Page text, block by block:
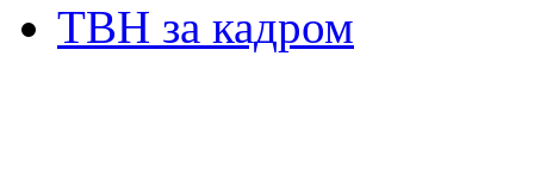
ТВН за кадром